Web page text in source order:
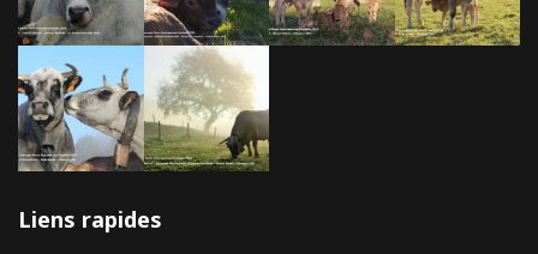
Liens rapides